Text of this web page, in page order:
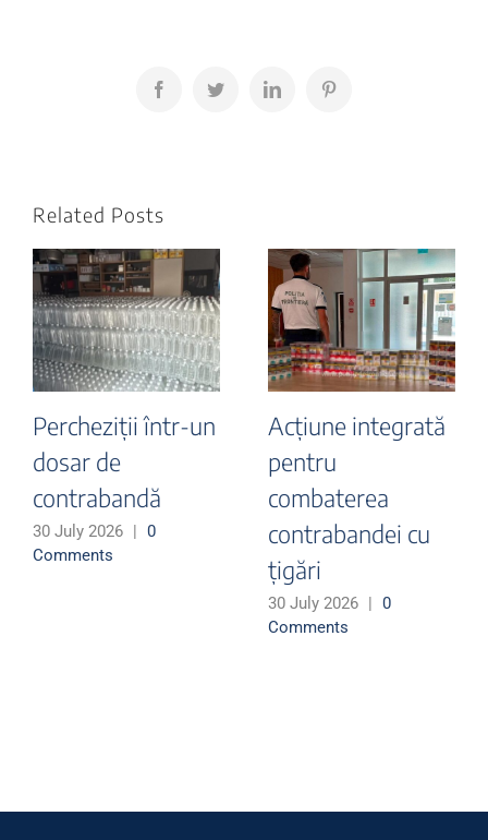
FacebookTwitter LinkedInPinterest
Related Posts
Percheziții într-un
dosar de
contrabandă
30 July 2026
0
Comments
Acțiune integrată
pentru
combaterea
contrabandei cu
țigări
30 July 2026
0
Comments